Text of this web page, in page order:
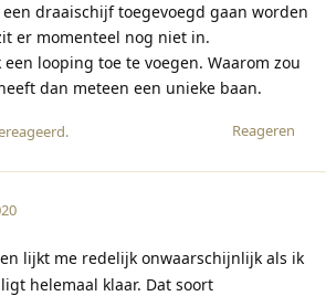
draaischijf toegevoegd gaan worden
er momenteel nog niet in.
looping toe te voegen. Waarom zou
dan meteen een unieke baan.
Reageren
.
lijkt me redelijk onwaarschijnlijk als ik
helemaal klaar. Dat soort